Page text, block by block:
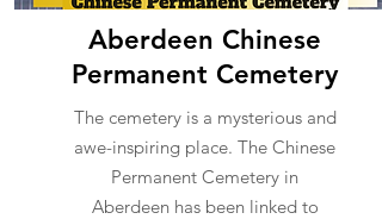
Aberdeen Chinese
Permanent Cemetery
The cemetery is a mysterious and
awe-inspiring place. The Chinese
Permanent Cemetery in
Aberdeen has been linked to